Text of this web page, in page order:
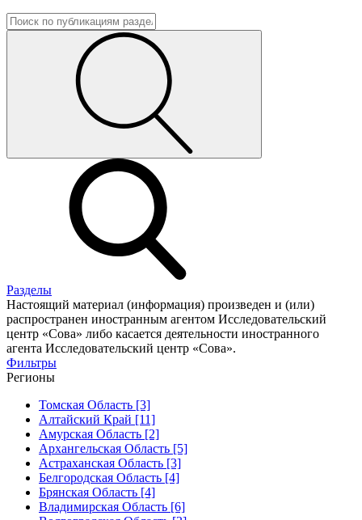
Разделы
Настоящий материал (информация) произведен и (или)
распространен иностранным агентом Исследовательский
центр «Сова» либо касается деятельности иностранного
агента Исследовательский центр «Сова».
Фильтры
Регионы
Томская Область [3]
Алтайский Край [11]
Амурская Область [2]
Архангельская Область [5]
Астраханская Область [3]
Белгородская Область [4]
Брянская Область [4]
Владимирская Область [6]